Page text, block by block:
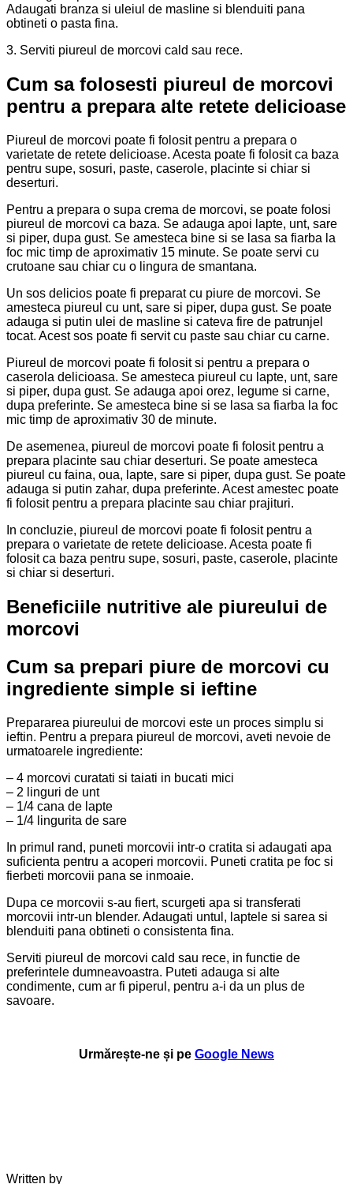
Adaugati branza si uleiul de masline si blenduiti pana
obtineti o pasta fina.
3. Serviti piureul de morcovi cald sau rece.
Cum sa folosesti piureul de morcovi
pentru a prepara alte retete delicioase
Piureul de morcovi poate fi folosit pentru a prepara o
varietate de retete delicioase. Acesta poate fi folosit ca baza
pentru supe, sosuri, paste, caserole, placinte si chiar si
deserturi.
Pentru a prepara o supa crema de morcovi, se poate folosi
piureul de morcovi ca baza. Se adauga apoi lapte, unt, sare
si piper, dupa gust. Se amesteca bine si se lasa sa fiarba la
foc mic timp de aproximativ 15 minute. Se poate servi cu
crutoane sau chiar cu o lingura de smantana.
Un sos delicios poate fi preparat cu piure de morcovi. Se
amesteca piureul cu unt, sare si piper, dupa gust. Se poate
adauga si putin ulei de masline si cateva fire de patrunjel
tocat. Acest sos poate fi servit cu paste sau chiar cu carne.
Piureul de morcovi poate fi folosit si pentru a prepara o
caserola delicioasa. Se amesteca piureul cu lapte, unt, sare
si piper, dupa gust. Se adauga apoi orez, legume si carne,
dupa preferinte. Se amesteca bine si se lasa sa fiarba la foc
mic timp de aproximativ 30 de minute.
De asemenea, piureul de morcovi poate fi folosit pentru a
prepara placinte sau chiar deserturi. Se poate amesteca
piureul cu faina, oua, lapte, sare si piper, dupa gust. Se poate
adauga si putin zahar, dupa preferinte. Acest amestec poate
fi folosit pentru a prepara placinte sau chiar prajituri.
In concluzie, piureul de morcovi poate fi folosit pentru a
prepara o varietate de retete delicioase. Acesta poate fi
folosit ca baza pentru supe, sosuri, paste, caserole, placinte
si chiar si deserturi.
Beneficiile nutritive ale piureului de
morcovi
Cum sa prepari piure de morcovi cu
ingrediente simple si ieftine
Prepararea piureului de morcovi este un proces simplu si
ieftin. Pentru a prepara piureul de morcovi, aveti nevoie de
urmatoarele ingrediente:
– 4 morcovi curatati si taiati in bucati mici
– 2 linguri de unt
– 1/4 cana de lapte
– 1/4 lingurita de sare
In primul rand, puneti morcovii intr-o cratita si adaugati apa
suficienta pentru a acoperi morcovii. Puneti cratita pe foc si
fierbeti morcovii pana se inmoaie.
Dupa ce morcovii s-au fiert, scurgeti apa si transferati
morcovii intr-un blender. Adaugati untul, laptele si sarea si
blenduiti pana obtineti o consistenta fina.
Serviti piureul de morcovi cald sau rece, in functie de
preferintele dumneavoastra. Puteti adauga si alte
condimente, cum ar fi piperul, pentru a-i da un plus de
savoare.
Urmărește-ne și pe Google News
Written by